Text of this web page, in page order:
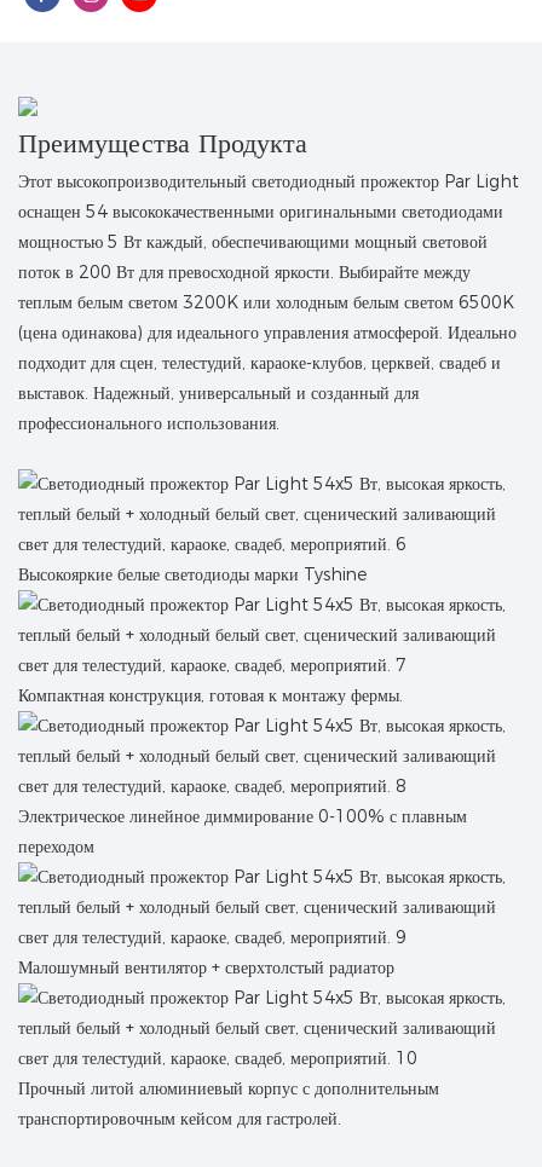
Преимущества Продукта
Этот высокопроизводительный светодиодный прожектор Par Light
оснащен 54 высококачественными оригинальными светодиодами
мощностью 5 Вт каждый, обеспечивающими мощный световой
поток в 200 Вт для превосходной яркости. Выбирайте между
теплым белым светом 3200K или холодным белым светом 6500K
(цена одинакова) для идеального управления атмосферой. Идеально
подходит для сцен, телестудий, караоке-клубов, церквей, свадеб и
выставок. Надежный, универсальный и созданный для
профессионального использования.
Высокояркие белые светодиоды марки Tyshine
Компактная конструкция, готовая к монтажу фермы.
Электрическое линейное диммирование 0-100% с плавным
переходом
Малошумный вентилятор + сверхтолстый радиатор
Прочный литой алюминиевый корпус с дополнительным
транспортировочным кейсом для гастролей.